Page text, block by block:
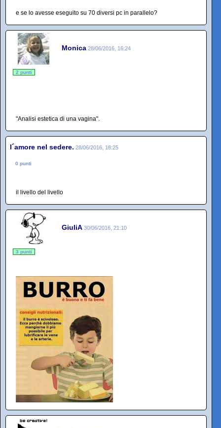
e se lo avesse eseguito su 70 diversi pc in parallelo?
Monica 28/06/2016, 16:24
2 punti
"Analisi estetica di una vagina".
l´amore nel sedere. 28/06/2016, 18:25
0 punti
il livello del livello
GiuliA 30/06/2016, 21:10
3 punti